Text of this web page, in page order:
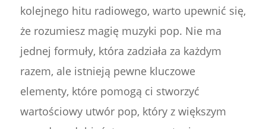
kolejnego hitu radiowego, warto upewnić się,
że rozumiesz magię muzyki pop. Nie ma
jednej formuły, która zadziała za każdym
razem, ale istnieją pewne kluczowe
elementy, które pomogą ci stworzyć
wartościowy utwór pop, który z większym